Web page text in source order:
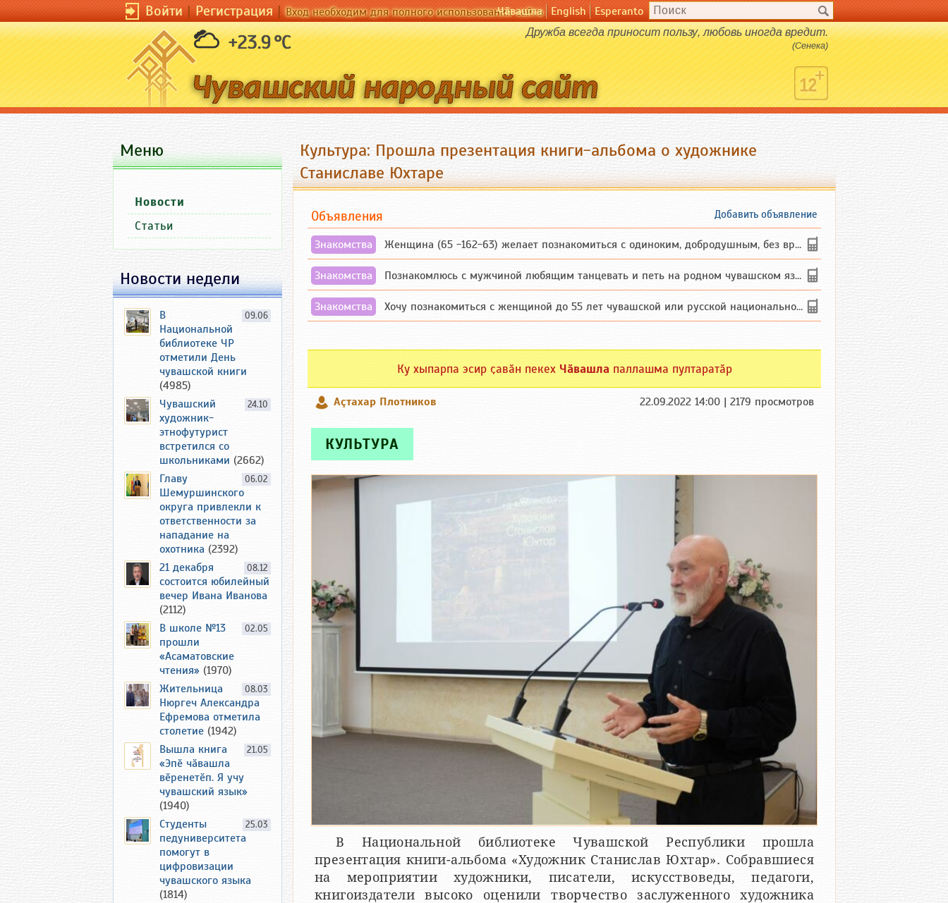
Войти|Регистрация|Вход необходим для полного использования сайта
Чӑвашла English Esperanto
+23.9 °C Дружба всегда приносит пользу, любовь иногда вредит.
(Сенека)
Культура: Прошла презентация книги-альбома о художнике
Станиславе Юхтаре
Добавить объявление
Объявления
Знакомства Женщина (65 -162-63) желает познакомиться с одиноким, добродушным, без вредных ...
Знакомства Познакомлюсь с мужчиной любящим танцевать и петь на родном чувашском языке
Знакомства Хочу познакомиться с женщиной до 55 лет чувашской или русской национальности дл...
Ку хыпарпа эсир ҫавӑн пекех Чӑвашла паллашма пултаратӑр
Аçтахар Плотников 22.09.2022 14:00 | 2179 просмотров
КУЛЬТУРА
В Национальной библиотеке Чувашской Республики прошла
презентация книги-альбома «Художник Станислав Юхтар». Собравшиеся
на мероприятии художники, писатели, искусствоведы, педагоги,
книгоиздатели высоко оценили творчество заслуженного художника
Меню
Новости
Статьи
Новости недели
09.06
В
Национальной
библиотеке ЧР
отметили День
чувашской книги
(4985)
24.10
Чувашский
художник-
этнофутурист
встретился со
школьниками (2662)
06.02
Главу
Шемуршинского
округа привлекли к
ответственности за
нападание на
охотника (2392)
08.12
21 декабря
состоится юбилейный
вечер Ивана Иванова
(2112)
02.05
В школе №13
прошли
«Асаматовские
чтения» (1970)
08.03
Жительница
Нюргеч Александра
Ефремова отметила
столетие (1942)
21.05
Вышла книга
«Эпӗ чӑвашла
вӗренетӗп. Я учу
чувашский язык»
(1940)
25.03
Студенты
педуниверситета
помогут в
цифровизации
чувашского языка
(1814)